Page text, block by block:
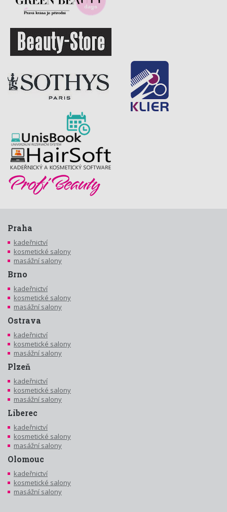
Praha
kadeřnictví
kosmetické salony
masážní salony
Brno
kadeřnictví
kosmetické salony
masážní salony
Ostrava
kadeřnictví
kosmetické salony
masážní salony
Plzeň
kadeřnictví
kosmetické salony
masážní salony
Liberec
kadeřnictví
kosmetické salony
masážní salony
Olomouc
kadeřnictví
kosmetické salony
masážní salony